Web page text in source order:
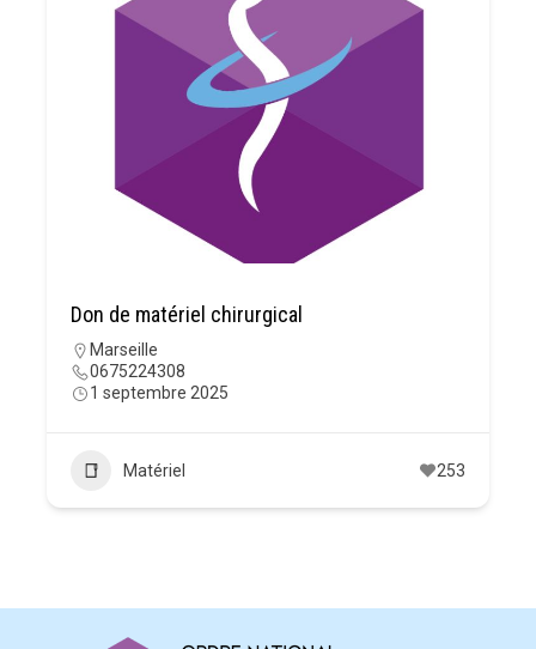
Don de matériel chirurgical
Marseille
0675224308
1 septembre 2025
Matériel 253